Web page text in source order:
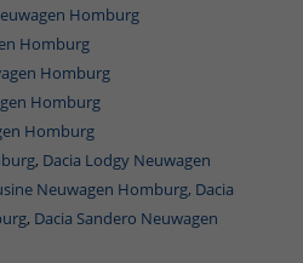
Homburg
Homburg
Homburg
Homburg
Homburg
, Dacia Lodgy Neuwagen
Neuwagen Homburg, Dacia
, Dacia Sandero Neuwagen